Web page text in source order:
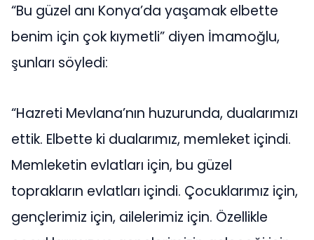
“Bu güzel anı Konya’da yaşamak elbette
benim için çok kıymetli” diyen İmamoğlu,
şunları söyledi:
“Hazreti Mevlana’nın huzurunda, dualarımızı
ettik. Elbette ki dualarımız, memleket içindi.
Memleketin evlatları için, bu güzel
toprakların evlatları içindi. Çocuklarımız için,
gençlerimiz için, ailelerimiz için. Özellikle